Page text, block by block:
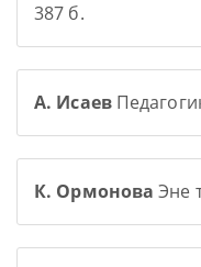
387 б.
А. Исаев
К. Ормонова Эне